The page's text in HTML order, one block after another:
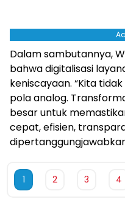
Dalam sambutannya,
bahwa digitalisasi
keniscayaan. “Kita
pola analog.
besar untuk
cepat, efisien,
1 2 3 4